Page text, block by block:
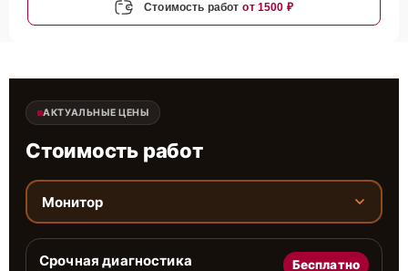
Стоимость работ от 1500 ₽
АКТУАЛЬНЫЕ ЦЕНЫ
Стоимость работ
Монитор
Срочная диагностика Бесплатно